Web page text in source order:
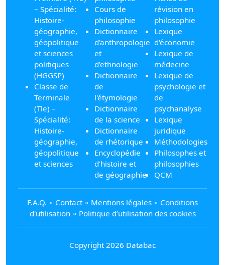
– Spécialité:
Histoire-
géographie,
géopolitique
et sciences
politiques
(HGGSP)
Classe de
Terminale
(Tle) –
Spécialité:
Histoire-
géographie,
géopolitique
et sciences
Cours de
philosophie
Dictionnaire
d'anthropologie
et
d'ethnologie
Dictionnaire
de
l'étymologie
Dictionnaire
de la science
Dictionnaire
de rhétorique
Encyclopédie
d'histoire et
de géographie
révision en
philosophie
Lexique
d'économie
Lexique de
médecine
Lexique de
psychologie et
de
psychanalyse
Lexique
juridique
Méthodologies
Philosophes et
philosophies
QCM
F.A.Q. ∘ Contact∘ Mentions légales ∘ Conditions
d'utilisation∘ Politique d’utilisation des cookies
Copyright 2026 Databac